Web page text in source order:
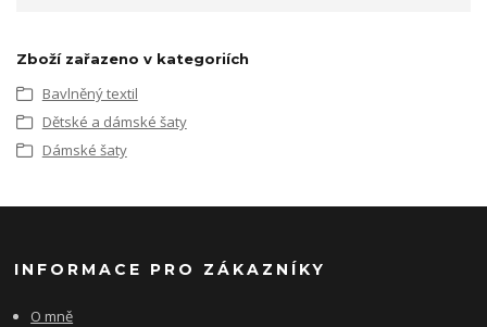
Zboží zařazeno v kategoriích
Bavlněný textil
Dětské a dámské šaty
Dámské šaty
INFORMACE PRO ZÁKAZNÍKY
O mně